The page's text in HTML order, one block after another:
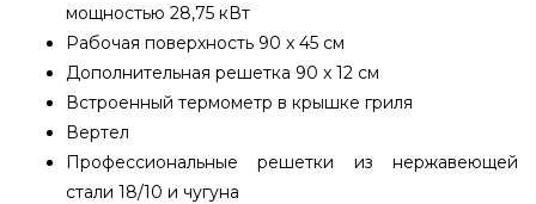
мощностью 28,75 кВт
Рабочая поверхность 90 x 45 см
Дополнительная решетка 90 x 12 см
Встроенный термометр в крышке гриля
Вертел
Профессиональные решетки из нержавеющей
стали 18/10 и чугуна